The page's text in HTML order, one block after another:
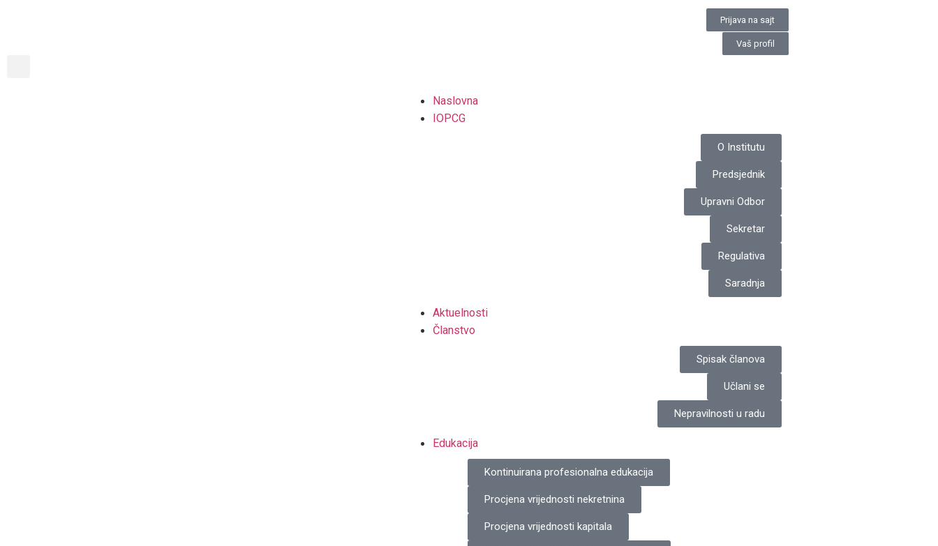
Prijava na sajt
Vaš profil
Naslovna
IOPCG
O Institutu
Predsjednik
Upravni Odbor
Sekretar
Regulativa
Saradnja
Aktuelnosti
Članstvo
Spisak članova
Učlani se
Nepravilnosti u radu
Edukacija
Kontinuirana profesionalna edukacija
Procjena vrijednosti nekretnina
Procjena vrijednosti kapitala